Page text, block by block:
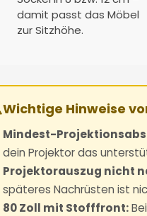
damit passt das Möbel
zur Sitzhöhe.
Wichtige Hinweise
Mindest-
dein Projektor das
Projektorauszug nicht
späteres Nachrüsten ist
80 Zoll mit Stofffront: